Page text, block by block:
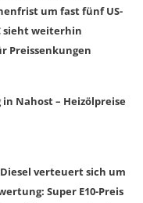
um fast fünf US-
sieht weiterhin
Preissenkungen
Nahost – Heizölpreise
verteuert sich um
Super E10-Preis